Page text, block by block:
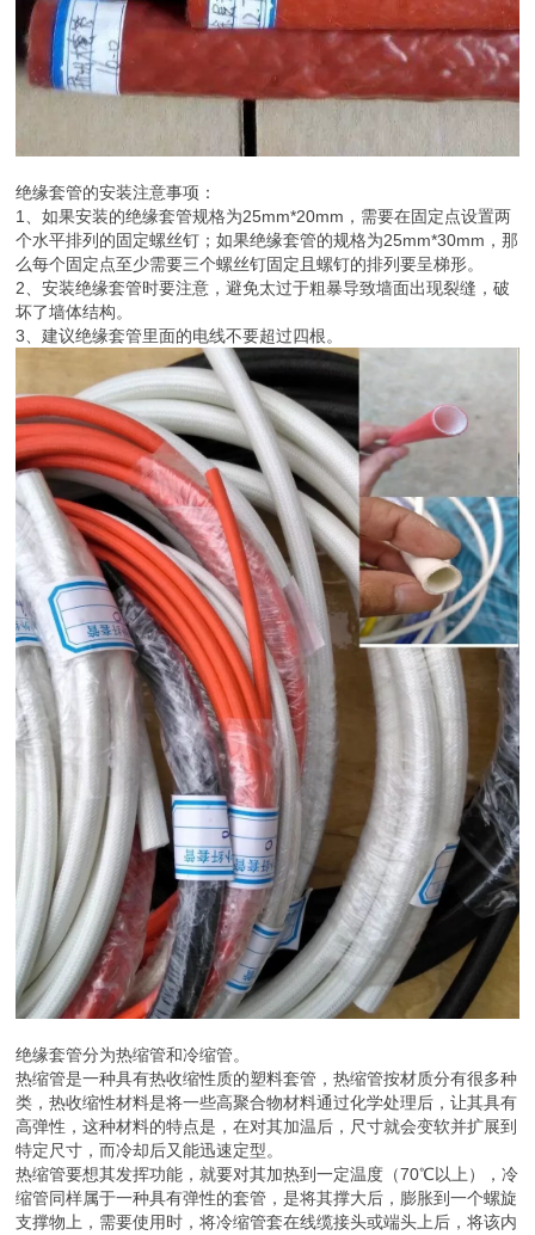
绝缘套管的安装注意事项：
1、如果安装的绝缘套管规格为25mm*20mm，需要在固定点设置两
个水平排列的固定螺丝钉；如果绝缘套管的规格为25mm*30mm，那
么每个固定点至少需要三个螺丝钉固定且螺钉的排列要呈梯形。
2、安装绝缘套管时要注意，避免太过于粗暴导致墙面出现裂缝，破
坏了墙体结构。
3、建议绝缘套管里面的电线不要超过四根。
绝缘套管分为热缩管和冷缩管。
热缩管是一种具有热收缩性质的塑料套管，热缩管按材质分有很多种
类，热收缩性材料是将一些高聚合物材料通过化学处理后，让其具有
高弹性，这种材料的特点是，在对其加温后，尺寸就会变软并扩展到
特定尺寸，而冷却后又能迅速定型。
热缩管要想其发挥功能，就要对其加热到一定温度（70℃以上），冷
缩管同样属于一种具有弹性的套管，是将其撑大后，膨胀到一个螺旋
支撑物上，需要使用时，将冷缩管套在线缆接头或端头上后，将该内